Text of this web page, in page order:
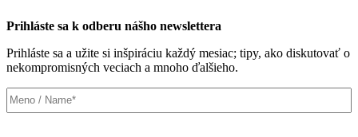
Prihláste sa k odberu nášho newslettera
Prihláste sa a užite si inšpiráciu každý mesiac; tipy, ako diskutovať o
nekompromisných veciach a mnoho ďalšieho.